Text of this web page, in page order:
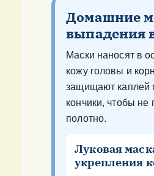
Домашние
выпадения
Маски наносят в
кожу головы и
защищают каплей
кончики, чтобы не
полотно.
Луковая
укрепления